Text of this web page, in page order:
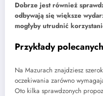
Dobrze jest również
odbywają się większe
mogłyby utrudnić
Przykłady
Na Mazurach znajdziesz
oczekiwania zarówno
Oto kilka sprawdzonych